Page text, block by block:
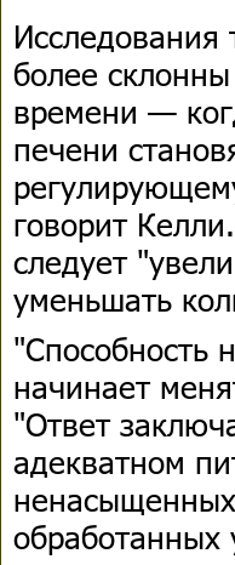
более
времени —
печени
говорит
следует
уменьшать
"Способность
начинает
"Ответ
адекватном
обработанных